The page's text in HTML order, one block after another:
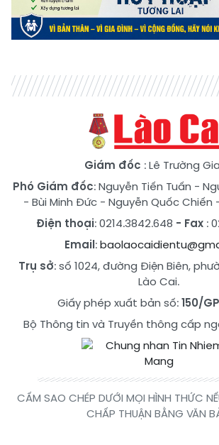
Giám đốc : Lê Trường
Phó Giám đốc:Nguyễn Tiến Tuấn -
- Bùi Minh Đức- Nguyễn Quốc Chiến
Điện thoại: 0214.3842.648 - Fax :
Email:
Trụ sở: số 1024, đường Điện Biên,
Lào Cai.
Giấy phép xuất bản số:150/
Bộ Thông tin và Truyền thông cấp
CẤM SAO CHÉP DƯỚI MỌI HÌNH THỨC
CHẤP THUẬN BẰNG VĂN